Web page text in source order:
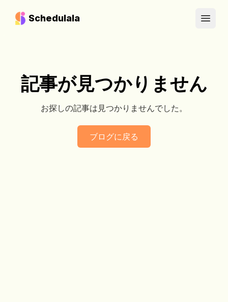
Schedulala
Open
記事が見つかりません
お探しの記事は見つかりませんでした。
ブログに戻る